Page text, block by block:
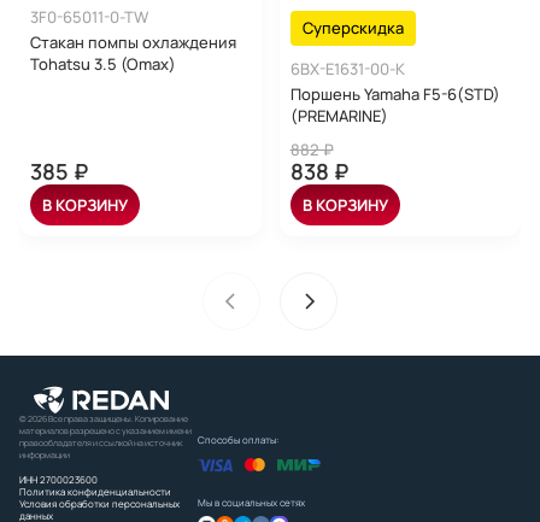
3F0-65011-0-TW
Стакан помпы охлаждения
Tohatsu 3.5 (Omax)
385 ₽
В КОРЗИНУ
Суперскидка
6BX-E1631-00-K
Поршень Yamaha F5-6(STD)
(PREMARINE)
882 ₽
838 ₽
В КОРЗИНУ
© 2026 Все права защищены. Копирование
материалов разрешено с указанием имени
правообладателя и ссылкой на источник
информации
ИНН 2700023600
Политика конфиденциальности
Условия обработки персональных
данных
Способы оплаты:
Мы в социальных сетях